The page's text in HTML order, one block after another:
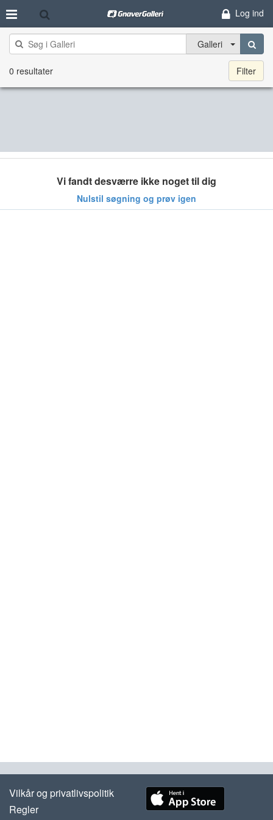
Log ind
Galleri
0 resultater Filter
Vi fandt desværre ikke noget til dig
Nulstil søgning og prøv igen
Vilkår og privatlivspolitik
Regler